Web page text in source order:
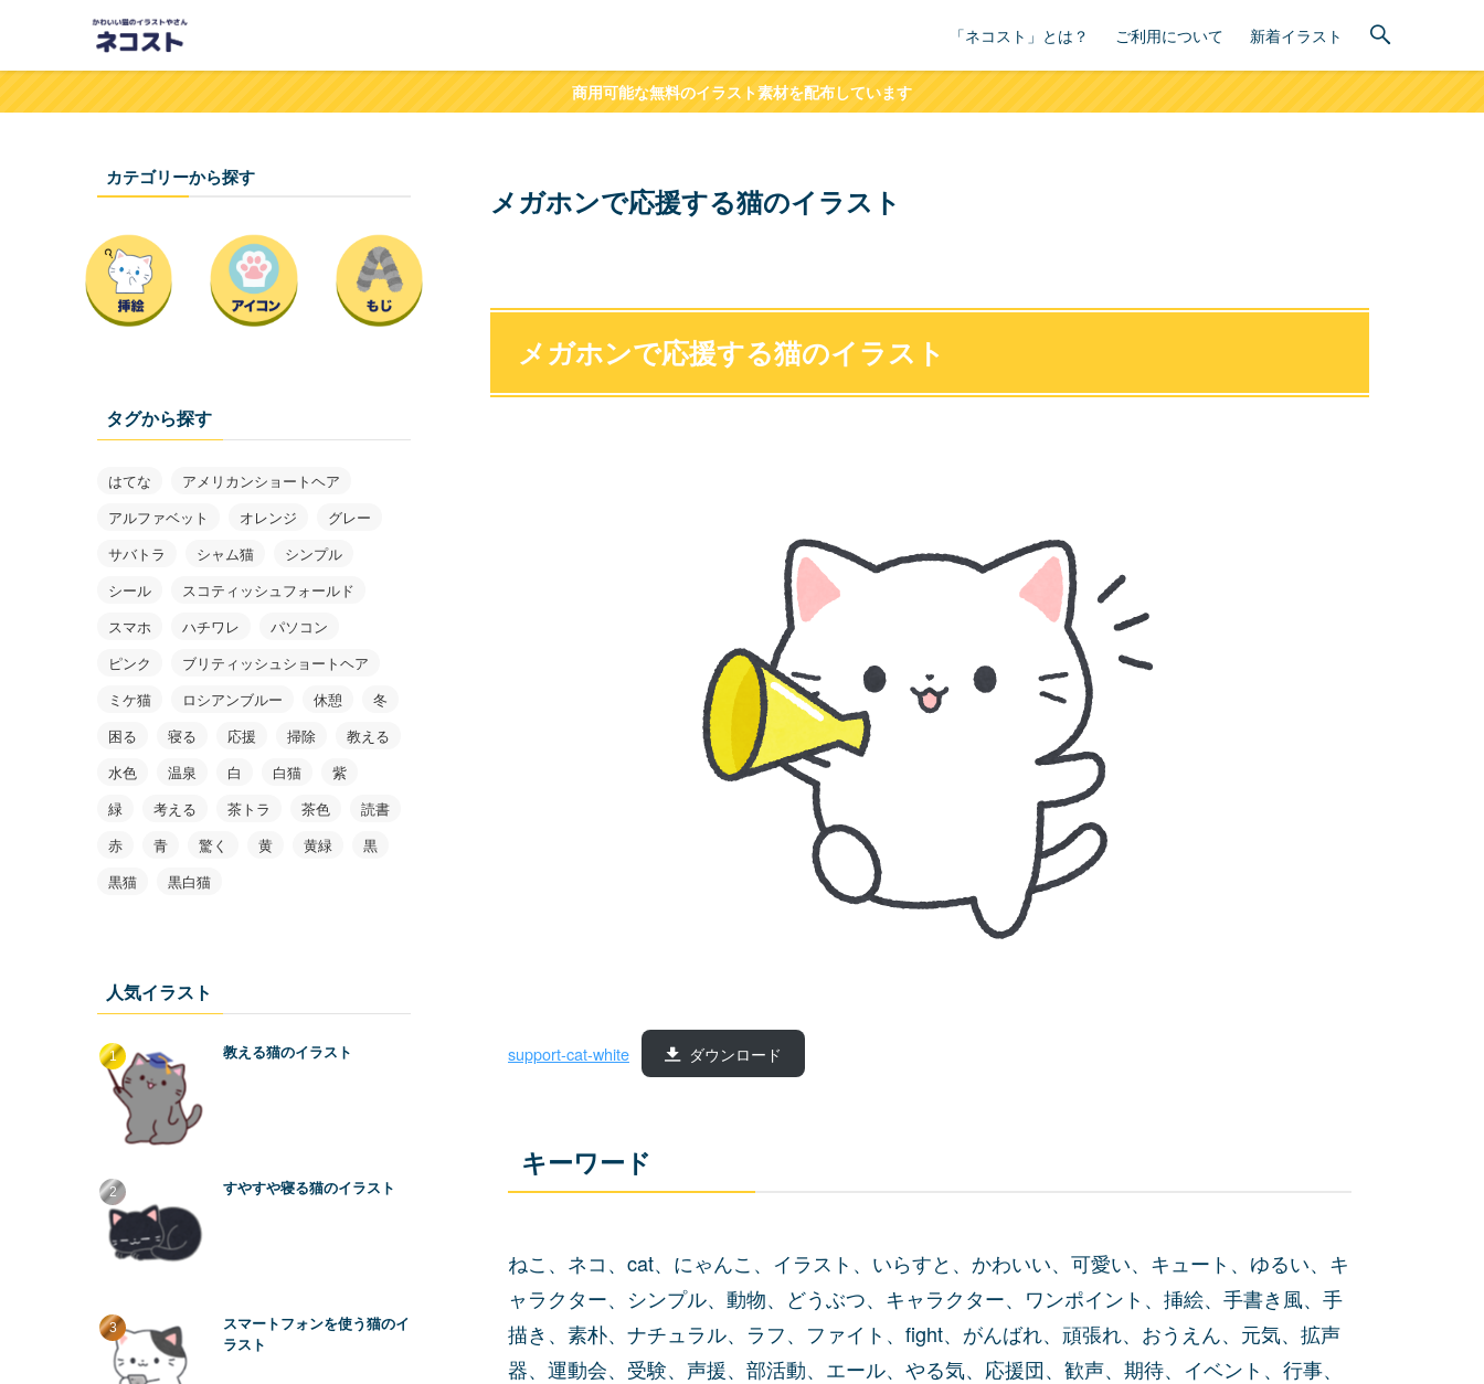
「ネコスト」とは？ ご利用について 新着イラスト
商用可能な無料のイラスト素材を配布しています
メガホンで応援する猫のイラスト
メガホンで応援する猫のイラスト
support-cat-white ダウンロード
キーワード
ねこ、ネコ、cat、にゃんこ、イラスト、いらすと、かわいい、可愛い、キュート、ゆるい、キ
ャラクター、シンプル、動物、どうぶつ、キャラクター、ワンポイント、挿絵、手書き風、手
描き、素朴、ナチュラル、ラフ、ファイト、fight、がんばれ、頑張れ、おうえん、元気、拡声
器、運動会、受験、声援、部活動、エール、やる気、応援団、歓声、期待、イベント、行事、
カテゴリーから探す
タグから探す
はてな
アメリカンショートヘア
アルファベット
オレンジ
グレー
サバトラ
シャム猫
シンプル
シール
スコティッシュフォールド
スマホ
ハチワレ
パソコン
ピンク
ブリティッシュショートヘア
ミケ猫
ロシアンブルー 休憩
冬
困る
寝る 応援 掃除
教える
水色
温泉 白 白猫
紫
緑
考える 茶トラ 茶色
読書
赤
青 驚く 黄 黄緑
黒
黒猫
黒白猫
人気イラスト
教える猫のイラスト
すやすや寝る猫のイラスト
スマートフォンを使う猫のイ
ラスト